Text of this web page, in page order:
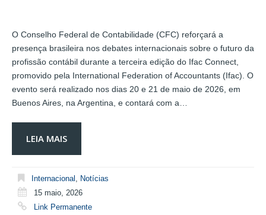
O Conselho Federal de Contabilidade (CFC) reforçará a
presença brasileira nos debates internacionais sobre o futuro da
profissão contábil durante a terceira edição do Ifac Connect,
promovido pela International Federation of Accountants (Ifac). O
evento será realizado nos dias 20 e 21 de maio de 2026, em
Buenos Aires, na Argentina, e contará com a…
LEIA MAIS
Internacional , Notícias
15 maio, 2026
Link Permanente